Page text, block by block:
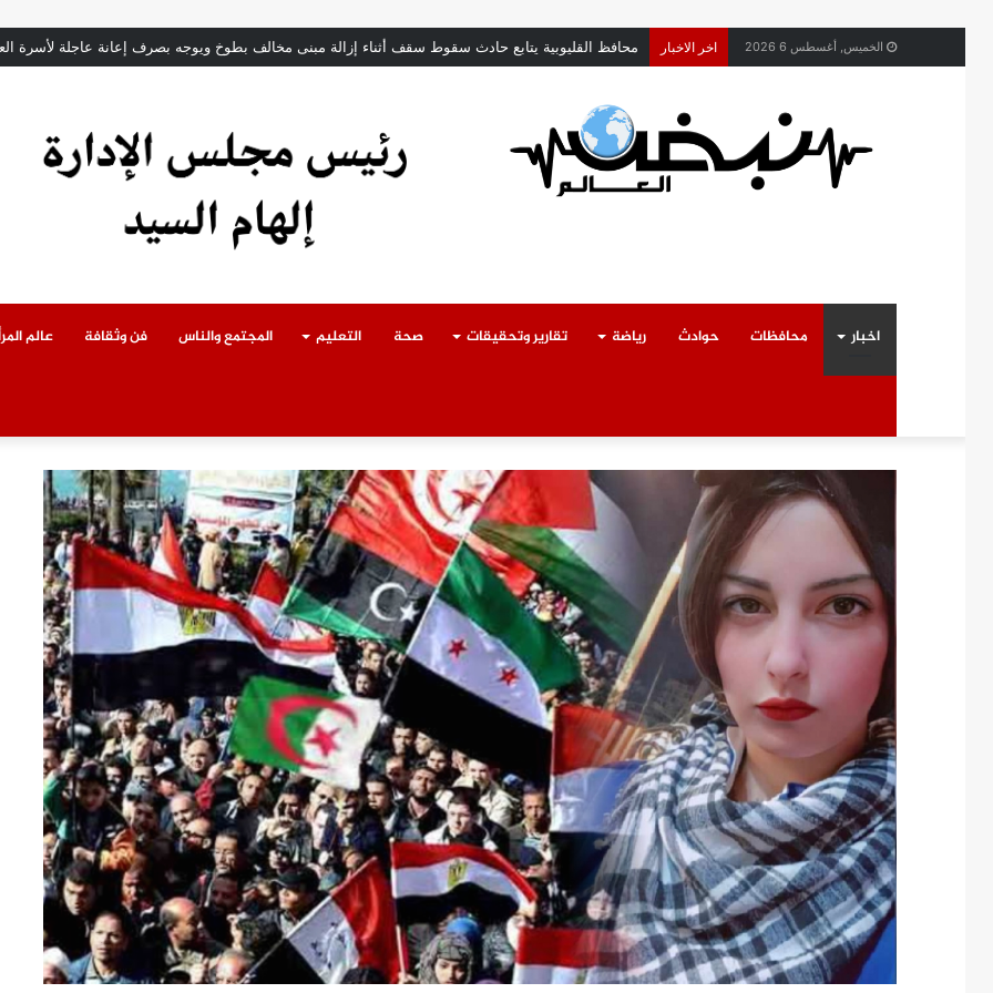
الخميس, أغسطس 6 2026 اخر الاخبار حركة تنقلات داخلية موسعة بمديرية أمن القليوبية.. تعرف على أبرز التعيينات
اخبار محافظات حوادث رياضة تقارير وتحقيقات صحة التعليم المجتمع والناس فن وثقافة عالم